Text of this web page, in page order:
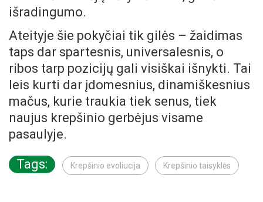
išradingumo.
Ateityje šie pokyčiai tik gilės – žaidimas
taps dar spartesnis, universalesnis, o
ribos tarp pozicijų gali visiškai išnykti. Tai
leis kurti dar įdomesnius, dinamiškesnius
mačus, kurie traukia tiek senus, tiek
naujus krepšinio gerbėjus visame
pasaulyje.
Tags: Krepšinio evoliucija Krepšinio taisyklės